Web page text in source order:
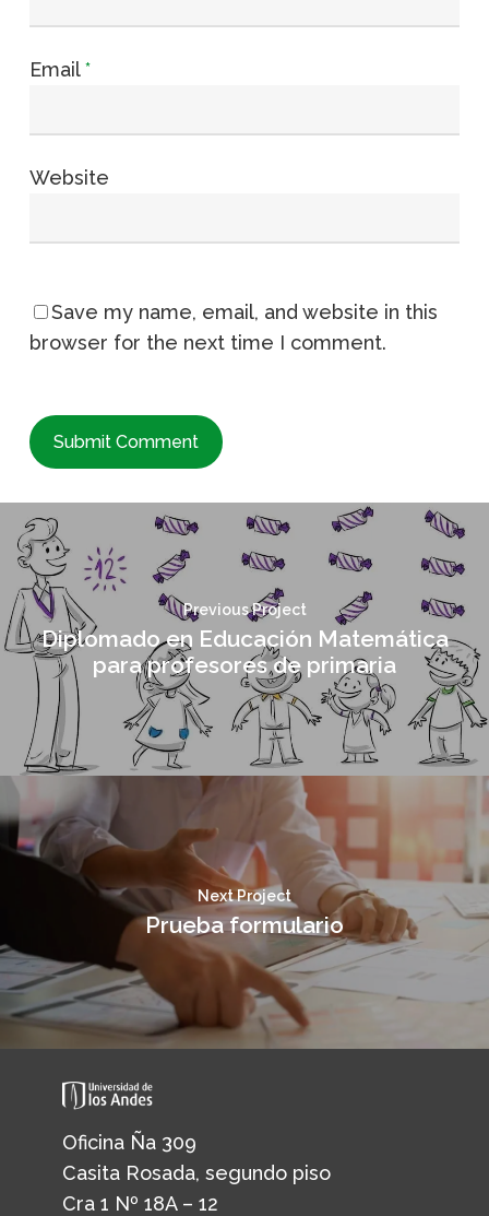
Email*
Website
Save my name, email, and website in this
browser for the next time I comment.
Previous Project
Diplomado en Educación Matemática
para profesores de primaria
Next Project
Prueba formulario
Oficina Ña 309
Casita Rosada, segundo piso
Cra 1 Nº 18A – 12